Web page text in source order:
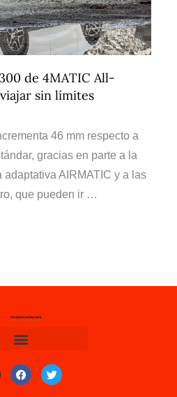
de 4MATIC All-
sin límites
46 mm respecto a
gracias en parte a la
AIRMATIC y a las
que pueden ir …